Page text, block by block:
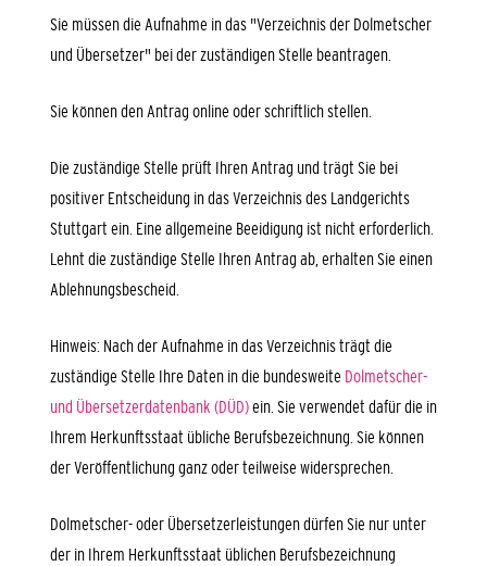
Sie müssen die Aufnahme in das "Verzeichnis der Dolmetscher
und Übersetzer" bei der zuständigen Stelle beantragen.
Sie können den Antrag online oder schriftlich stellen.
Die zuständige Stelle prüft Ihren Antrag und trägt Sie bei
positiver Entscheidung in das Verzeichnis des Landgerichts
Stuttgart ein. Eine allgemeine Beeidigung ist nicht erforderlich.
Lehnt die zuständige Stelle Ihren Antrag ab, erhalten Sie einen
Ablehnungsbescheid.
Hinweis: Nach der Aufnahme in das Verzeichnis trägt die
zuständige Stelle Ihre Daten in die bundesweite Dolmetscher-
und Übersetzerdatenbank (DÜD)ein. Sie verwendet dafür die in
Ihrem Herkunftsstaat übliche Berufsbezeichnung. Sie können
der Veröffentlichung ganz oder teilweise widersprechen.
Dolmetscher- oder Übersetzerleistungen dürfen Sie nur unter
der in Ihrem Herkunftsstaat üblichen Berufsbezeichnung